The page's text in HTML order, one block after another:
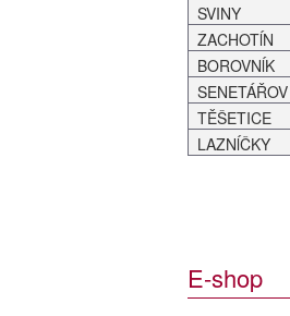
SVINY
ZACHOTĺN
BOROVNĺK
SENETÁŘOV
TĚŠETICE
LAZNĺČKY
E-shop